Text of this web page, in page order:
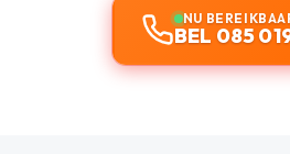
NU
BEL 085